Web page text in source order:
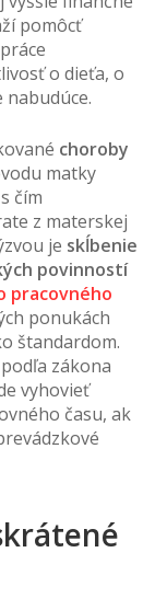
pomôcť
o dieťa, o
nabudúce.
choroby
matky
čím
z materskej
je skĺbenie
povinností
pracovného
ponukách
štandardom.
zákona
vyhovieť
času, ak